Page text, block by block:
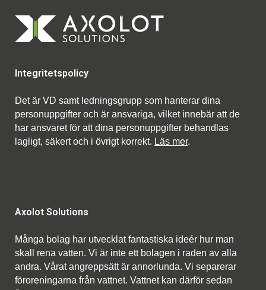
Integritetspolicy
Det är VD samt ledningsgrupp som hanterar dina
personuppgifter och är ansvariga, vilket innebär att de
har ansvaret för att dina personuppgifter behandlas
lagligt, säkert och i övrigt korrekt. Läs mer.
Axolot Solutions
Många bolag har utvecklat fantastiska ideér hur man
skall rena vatten. Vi är inte ett bolagen i raden av alla
andra. Vårat angreppsätt är annorlunda. Vi separerar
föroreningarna från vattnet. Vattnet kan därför sedan